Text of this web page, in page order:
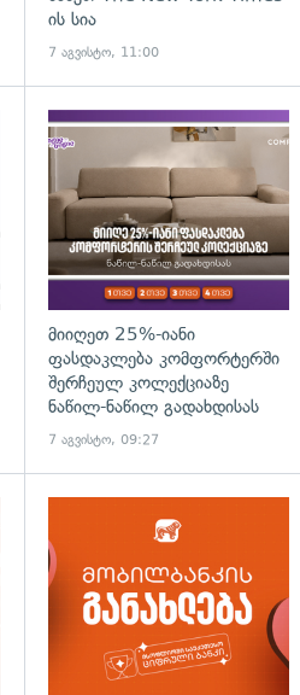
ის სია
7 აგვისტო, 11:00
გადახედვა
მიიღეთ 25%-იანი
ფასდაკლება კომფორტერში
შერჩეულ კოლექციაზე
ნაწილ-ნაწილ გადახდისას
7 აგვისტო, 09:27